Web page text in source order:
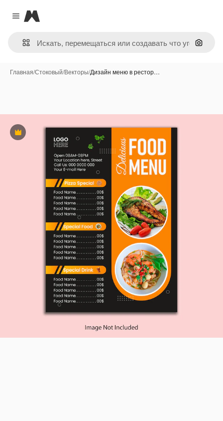
Close menu
Magnific
Поиск
Главная/Стоковый/Векторы/Дизайн меню в рестор…
Премиум